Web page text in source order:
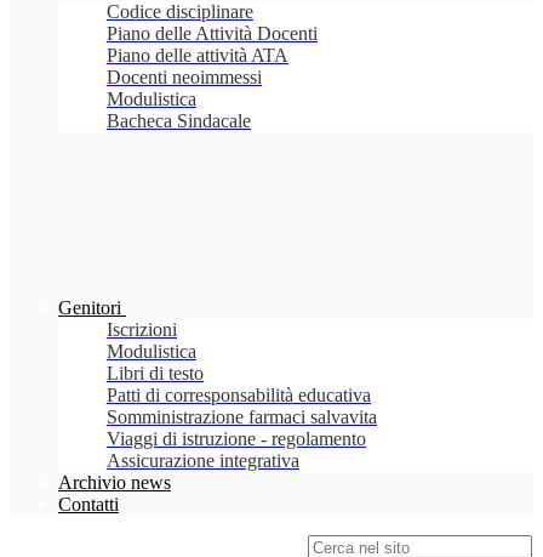
Codice disciplinare
Piano delle Attività Docenti
Piano delle attività ATA
Docenti neoimmessi
Modulistica
Bacheca Sindacale
Genitori
Iscrizioni
Modulistica
Libri di testo
Patti di corresponsabilità educativa
Somministrazione farmaci salvavita
Viaggi di istruzione - regolamento
Assicurazione integrativa
Archivio news
Contatti